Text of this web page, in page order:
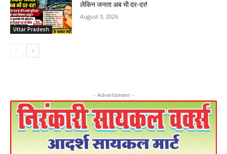
Uttar Pradesh
लेकिन जनता अब भी दर-दर!
August 3, 2026
- Advertisment -